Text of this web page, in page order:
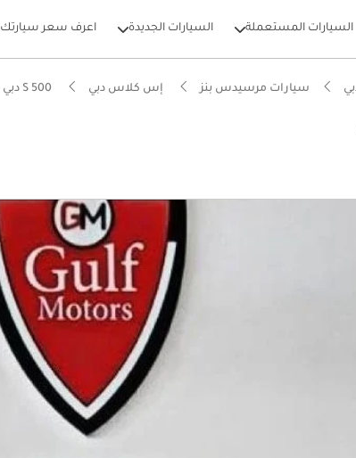
السيارات المستعملة السيارات الجديدة اعرف سعر سيارتك
سيارات مرسيدس بنز إس كلاس دبي
معيار نظام الصوت من الدرجة الأولى
مساحة الأرجل الخلفية الأفضل في فئتها